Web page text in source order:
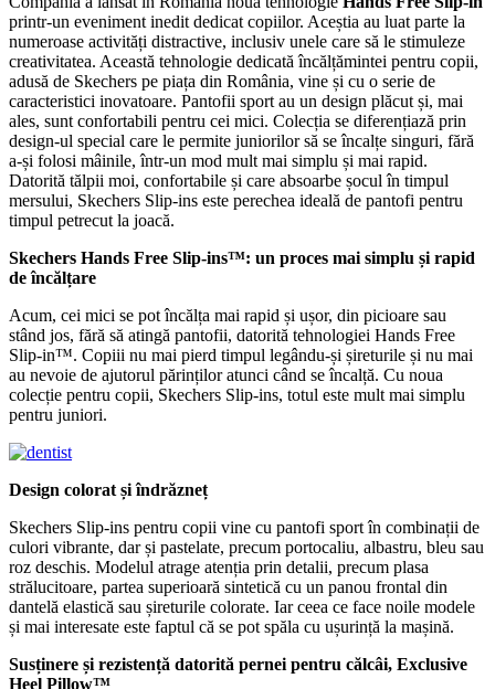
printr-un eveniment inedit dedicat copiilor. Aceștia au luat parte la
numeroase activități distractive, inclusiv unele care să le stimuleze
creativitatea. Această tehnologie dedicată încălțămintei pentru copii,
adusă de Skechers pe piața din România, vine și cu o serie de
caracteristici inovatoare. Pantofii sport au un design plăcut și, mai
ales, sunt confortabili pentru cei mici. Colecția se diferențiază prin
design-ul special care le permite juniorilor să se încalțe singuri, fără
a-și folosi mâinile, într-un mod mult mai simplu și mai rapid.
Datorită tălpii moi, confortabile și care absoarbe șocul în timpul
mersului, Skechers Slip-ins este perechea ideală de pantofi pentru
timpul petrecut la joacă.
Skechers Hands Free Slip-ins™: un proces mai simplu și rapid
de încălțare
Acum, cei mici se pot încălța mai rapid și ușor, din picioare sau
stând jos, fără să atingă pantofii, datorită tehnologiei Hands Free
Slip-in™. Copiii nu mai pierd timpul legându-și șireturile și nu mai
au nevoie de ajutorul părinților atunci când se încalță. Cu noua
colecție pentru copii, Skechers Slip-ins, totul este mult mai simplu
pentru juniori.
Design colorat și îndrăzneț
Skechers Slip-ins pentru copii vine cu pantofi sport în combinații de
culori vibrante, dar și pastelate, precum portocaliu, albastru, bleu sau
roz deschis. Modelul atrage atenția prin detalii, precum plasa
strălucitoare, partea superioară sintetică cu un panou frontal din
dantelă elastică sau șireturile colorate. Iar ceea ce face noile modele
și mai interesate este faptul că se pot spăla cu ușurință la mașină.
Susținere și rezistență datorită pernei pentru călcâi, Exclusive
Heel Pillow™